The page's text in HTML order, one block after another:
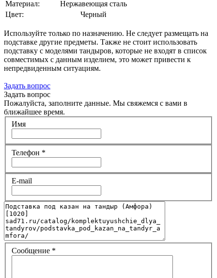
Материал:
Нержавеющая сталь
Цвет:
Черный
Используйте только по назначению. Не следует размещать на
подставке другие предметы. Также не стоит использовать
подставку с моделями тандыров, которые не входят в список
совместимых с данным изделием, это может привести к
непредвиденным ситуациям.
Задать вопрос
Задать вопрос
Пожалуйста, заполните данные. Мы свяжемся с вами в
ближайшее время.
Имя
Телефон *
E-mail
Сообщение *